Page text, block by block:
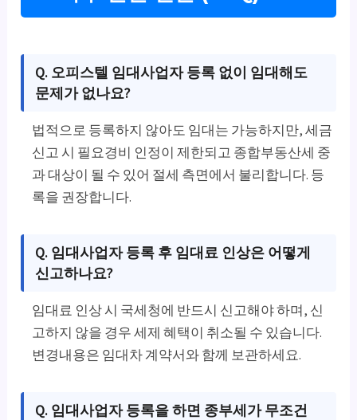
Q. 오피스텔 임대사업자 등록 없이 임대해도
문제가 없나요?
법적으로 등록하지 않아도 임대는 가능하지만, 세금
신고 시 필요경비 인정이 제한되고 종합부동산세 중
과 대상이 될 수 있어 절세 측면에서 불리합니다. 등
록을 권장합니다.
Q. 임대사업자 등록 후 임대료 인상은 어떻게
신고하나요?
임대료 인상 시 국세청에 반드시 신고해야 하며, 신
고하지 않을 경우 세제 혜택이 취소될 수 있습니다.
변경내용은 임대차 계약서와 함께 보관하세요.
Q. 임대사업자 등록을 하면 종부세가 무조건